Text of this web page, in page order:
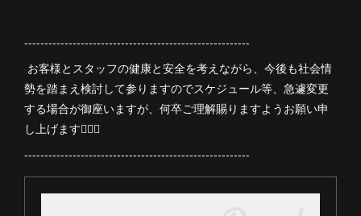
--------------------------------------------------------
お客様とスタッフの健康と安全を考えながら、今後も社会情
勢を踏まえ検討して参りますのでスケジュール等、急遽変更
する場合が御座いますが、何卒ご理解賜りますようお願い申
し上げます🙇🏻‍♀️
--------------------------------------------------------